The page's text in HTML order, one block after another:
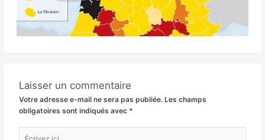
Laisser un commentaire
Votre adresse e-mail ne sera pas publiée. Les champs
obligatoires sont indiqués avec *
Écrivez